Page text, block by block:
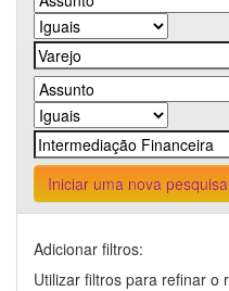
Iniciar uma nova pesquisa
Adicionar filtros:
Utilizar filtros para refinar o